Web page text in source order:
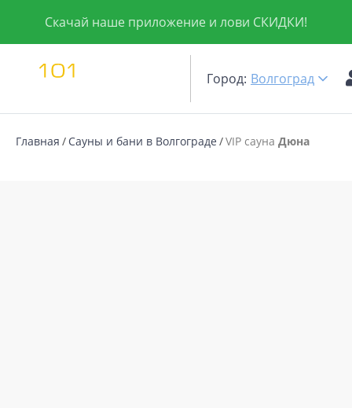
Скачай наше приложение и лови СКИДКИ!
Город: Волгоград
Главная Сауны и бани в Волгограде VIP сауна Дюна